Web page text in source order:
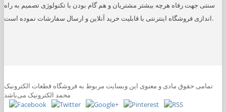
سنتی جهت رفاه هرچه بیشتر مشتریان و هم گام بودن با تکنولوژی تصمیم به راه
اندازی فروشگاه اینترنتی با قابلیت خرید آنلاین و ارسال سفارشات نموده است.
تمامی حقوق مادی و معنوی این وبسایت مربوط به فروشگاه قطعات الکترونیک
محمد الکترونیک می‌باشد